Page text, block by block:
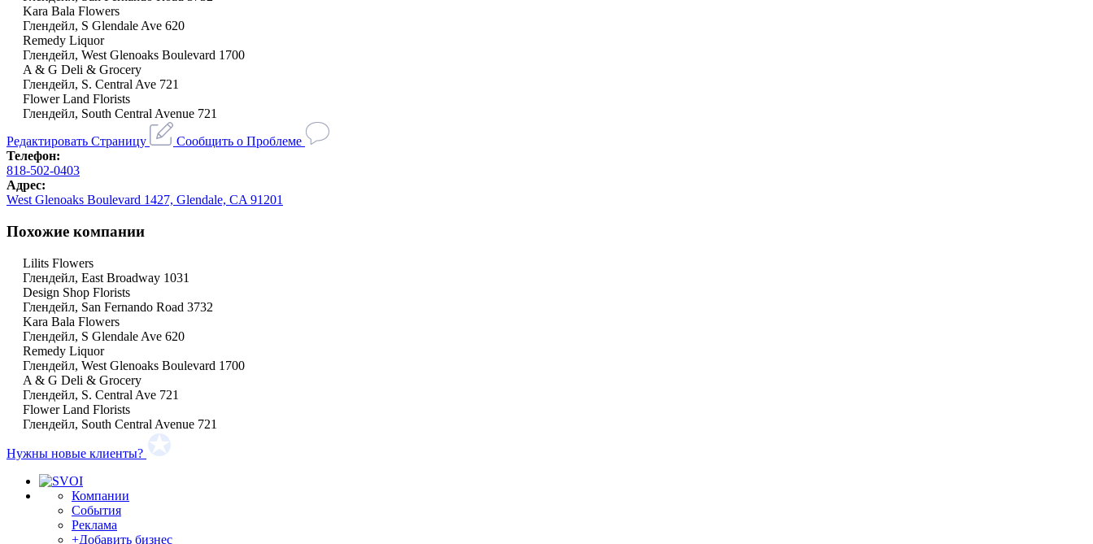
Kara Bala Flowers
Глендейл, S Glendale Ave 620
Remedy Liquor
Глендейл, West Glenoaks Boulevard 1700
A & G Deli & Grocery
Глендейл, S. Central Ave 721
Flower Land Florists
Глендейл, South Central Avenue 721
Редактировать Страницу
Сообщить о Проблеме
Телефон:
818-502-0403
Адрес:
West Glenoaks Boulevard 1427, Glendale, CA 91201
Похожие компании
Lilits Flowers
Глендейл, East Broadway 1031
Design Shop Florists
Глендейл, San Fernando Road 3732
Kara Bala Flowers
Глендейл, S Glendale Ave 620
Remedy Liquor
Глендейл, West Glenoaks Boulevard 1700
A & G Deli & Grocery
Глендейл, S. Central Ave 721
Flower Land Florists
Глендейл, South Central Avenue 721
Нужны новые клиенты?
Компании
События
Реклама
+Добавить бизнес